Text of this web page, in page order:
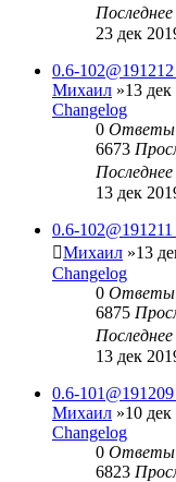
23 дек
0.6-
Михаил »13
Changelog
0 Ответы
6673
13 дек
0.6-
Михаил »13
Changelog
0 Ответы
6875
13 дек
0.6-
Михаил »10
Changelog
0 Ответы
6823